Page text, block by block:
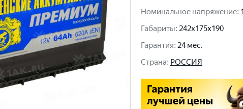
Номинальное напряжение:
Габариты: 242x175x190
Гарантия: 24 мес.
Cтрана: РОССИЯ